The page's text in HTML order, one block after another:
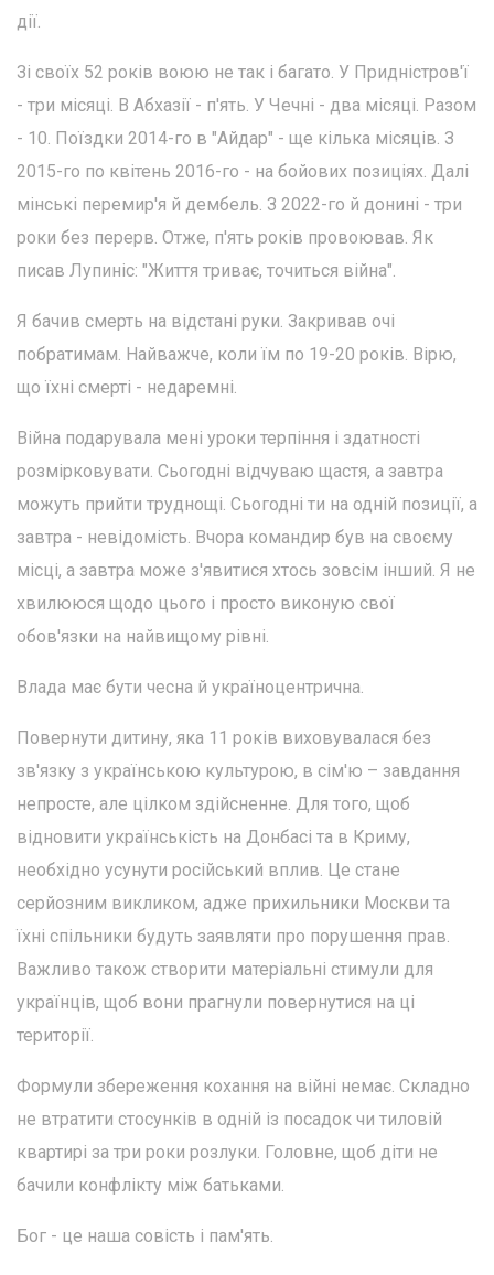
дії.
Зі своїх 52 років воюю не так і багато. У Придністров'ї
- три місяці. В Абхазії - п'ять. У Чечні - два місяці. Разом
- 10. Поїздки 2014-го в "Айдар" - ще кілька місяців. З
2015-го по квітень 2016-го - на бойових позиціях. Далі
мінські перемир'я й дембель. З 2022-го й донині - три
роки без перерв. Отже, п'ять років провоював. Як
писав Лупиніс: "Життя триває, точиться війна".
Я бачив смерть на відстані руки. Закривав очі
побратимам. Найважче, коли їм по 19-20 років. Вірю,
що їхні смерті - недаремні.
Війна подарувала мені уроки терпіння і здатності
розмірковувати. Сьогодні відчуваю щастя, а завтра
можуть прийти труднощі. Сьогодні ти на одній позиції, а
завтра - невідомість. Вчора командир був на своєму
місці, а завтра може з'явитися хтось зовсім інший. Я не
хвилююся щодо цього і просто виконую свої
обов'язки на найвищому рівні.
Влада має бути чесна й україноцентрична.
Повернути дитину, яка 11 років виховувалася без
зв'язку з українською культурою, в сім'ю – завдання
непросте, але цілком здійсненне. Для того, щоб
відновити українськість на Донбасі та в Криму,
необхідно усунути російський вплив. Це стане
серйозним викликом, адже прихильники Москви та
їхні спільники будуть заявляти про порушення прав.
Важливо також створити матеріальні стимули для
українців, щоб вони прагнули повернутися на ці
території.
Формули збереження кохання на війні немає. Складно
не втратити стосунків в одній із посадок чи тиловій
квартирі за три роки розлуки. Головне, щоб діти не
бачили конфлікту між батьками.
Бог - це наша совість і пам'ять.